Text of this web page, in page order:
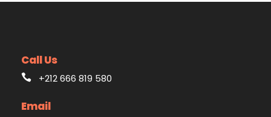
Call Us
+212 666 819 580
Email